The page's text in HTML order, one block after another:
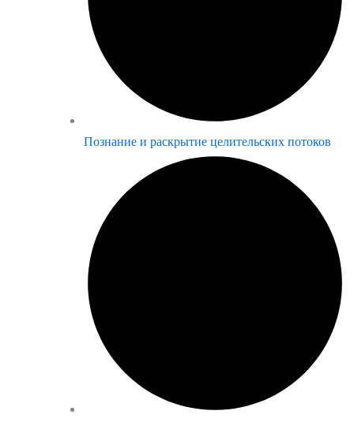
Познание и раскрытие целительских потоков